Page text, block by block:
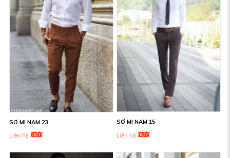
SƠ MI NAM 23
Liên hệ
SƠ MI NAM 15
Liên hệ